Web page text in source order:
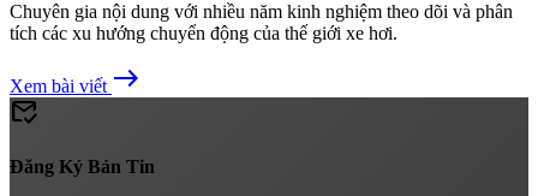
Chuyên gia nội dung với nhiều năm kinh nghiệm theo dõi và phân
tích các xu hướng chuyển động của thế giới xe hơi.
Xem bài viết east
mark_email_read
Đăng Ký Bản Tin